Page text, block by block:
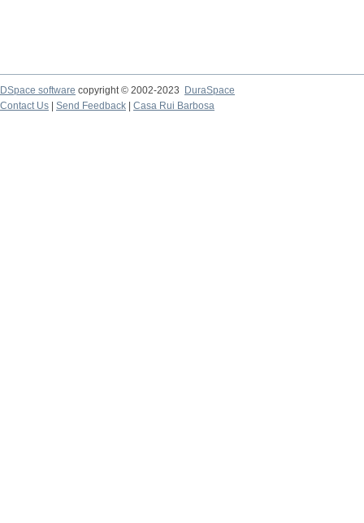
DSpace software copyright © 2002-2023
DuraSpace
Contact Us
Send Feedback Casa Rui Barbosa